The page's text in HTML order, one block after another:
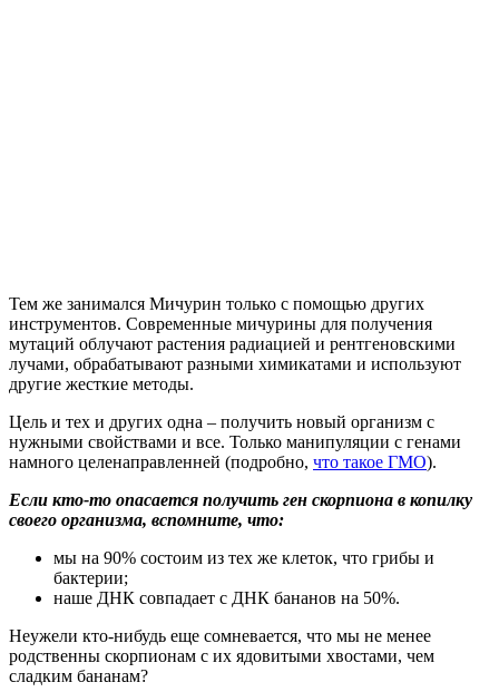
Тем же занимался Мичурин только с помощью других
инструментов. Современные мичурины для получения
мутаций облучают растения радиацией и рентгеновскими
лучами, обрабатывают разными химикатами и используют
другие жесткие методы.
Цель и тех и других одна – получить новый организм с
нужными свойствами и все. Только манипуляции с генами
намного целенаправленней (подробно, что такое ГМО).
Если кто-то опасается получить ген скорпиона в копилку
своего организма, вспомните, что:
мы на 90% состоим из тех же клеток, что грибы и
бактерии;
наше ДНК совпадает с ДНК бананов на 50%.
Неужели кто-нибудь еще сомневается, что мы не менее
родственны скорпионам с их ядовитыми хвостами, чем
сладким бананам?